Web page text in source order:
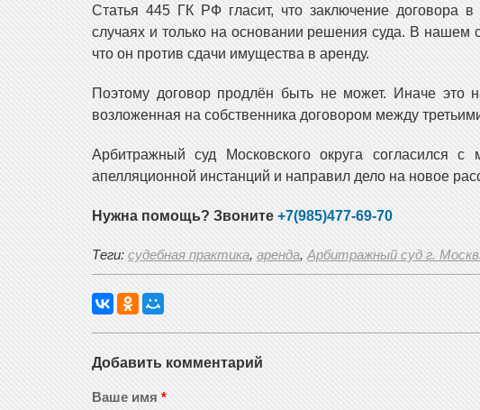
Статья 445 ГК РФ гласит, что заключение договора
случаях и только на основании решения суда. В нашем
что он против сдачи имущества в аренду.
Поэтому договор продлён быть не может. Иначе это
возложенная на собственника договором между
Арбитражный суд Московского округа согласился
апелляционной инстанций и направил дело на новое
Нужна помощь? Звоните +7(985)477-69-70
Теги: судебная практика, аренда, Арбитражный суд г.
Добавить комментарий
Ваше имя *